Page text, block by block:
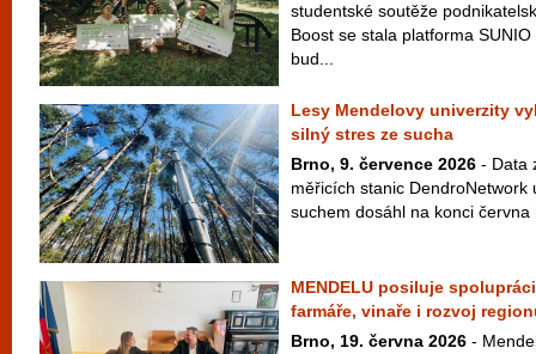
studentské soutěže
Boost se stala platforma
bud...
Lesy Mendelovy univerzity
silný stres ze sucha
Brno, 9. července 2026 - Data
měřicích stanic DendroNetwork
suchem dosáhl na konci
MENDELU posiluje
farmáře, vinaře i rozvoj
Brno, 19. června 2026 -